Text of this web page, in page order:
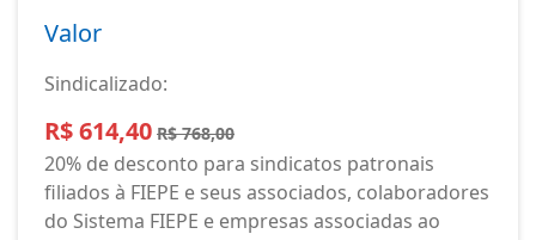
Valor
Sindicalizado:
R$ 614,40 R$ 768,00
20% de desconto para sindicatos patronais
filiados à FIEPE e seus associados, colaboradores
do Sistema FIEPE e empresas associadas ao